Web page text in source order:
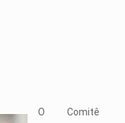
O Comitê